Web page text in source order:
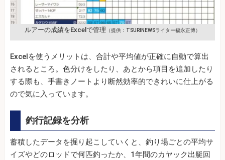
ルアーの成績をExcelで管理 （提供：TSURINEWSライター福永正博）
Excelを使うメリットは、合計や平均値が正確に自動で算出
されるところ。色分けをしたり、あとから項目を追加したり
する際も、手書きノートより断然効率的できれいに仕上がる
ので気に入っています。
釣行記録を分析
蓄積したデータを掘り起こしていくと、釣り場ごとの平均サ
イズやどのロッドで何匹釣ったか、1年間のカヤック出艇回